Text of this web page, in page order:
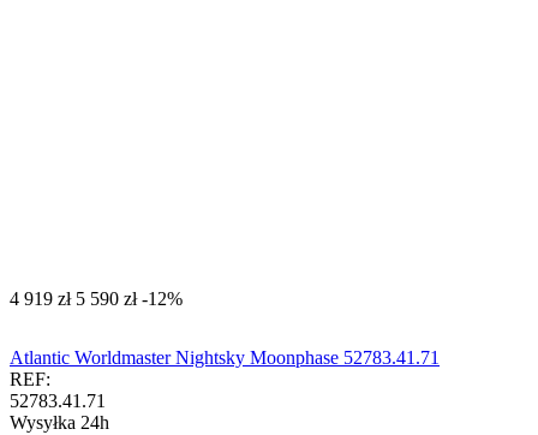
‍4 919‍ zł ‍5 590‍ zł -12%
Atlantic Worldmaster Nightsky Moonphase 52783.41.71
REF:
52783.41.71
Wysyłka 24h